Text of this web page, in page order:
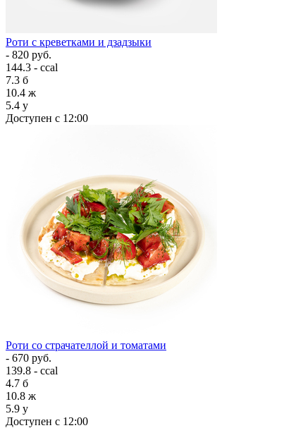
Роти с креветками и дзадзыки
- 820 руб.
144.3 - ccal
7.3 б
10.4 ж
5.4 у
Доступен с 12:00
Роти со страчателлой и томатами
- 670 руб.
139.8 - ccal
4.7 б
10.8 ж
5.9 у
Доступен с 12:00